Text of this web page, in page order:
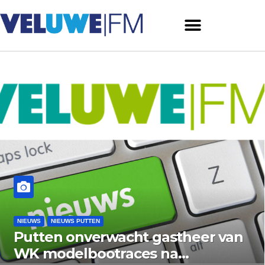
NIEUWS PUTTEN
onverwacht gastheer van
modelbootraces na